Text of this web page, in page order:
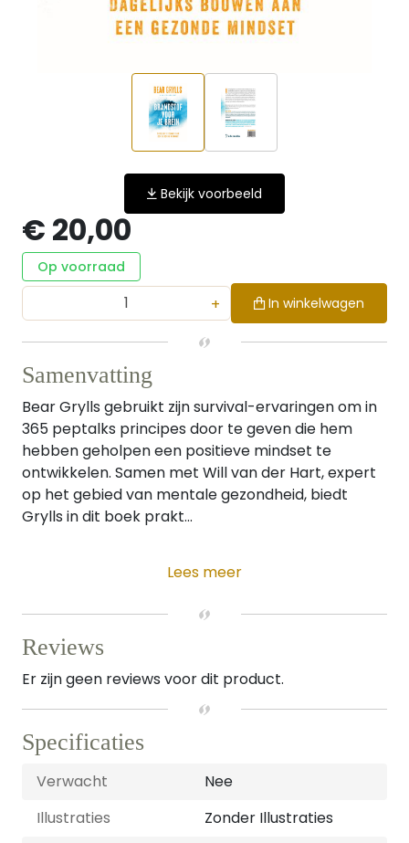
Bekijk voorbeeld
€ 20,00
Op voorraad
+ In winkelwagen
Samenvatting
Bear Grylls gebruikt zijn survival-ervaringen om in
365 peptalks principes door te geven die hem
hebben geholpen een positieve mindset te
ontwikkelen. Samen met Will van der Hart, expert
op het gebied van mentale gezondheid, biedt
Grylls in dit boek prakt...
Lees meer
Reviews
Er zijn geen reviews voor dit product.
Specificaties
Verwacht
Nee
Illustraties
Zonder Illustraties